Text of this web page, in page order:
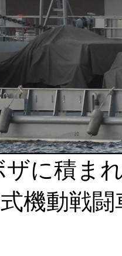
ザに積ま
機動戦